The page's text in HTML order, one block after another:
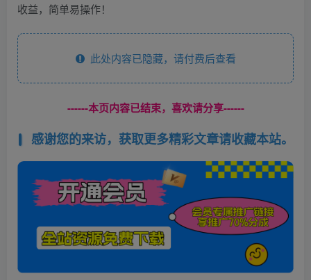
收益，简单易操作！
此处内容已隐藏，请付费后查看
------本页内容已结束，喜欢请分享------
感谢您的来访，获取更多精彩文章请收藏本站。